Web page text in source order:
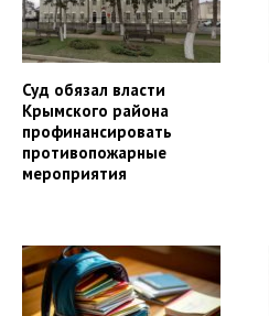
Суд обязал власти
Крымского района
профинансировать
противопожарные
мероприятия